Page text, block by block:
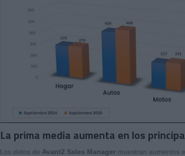
La prima media aumenta en los
Los datos de Avant2 Sales Manager muestran aumentos